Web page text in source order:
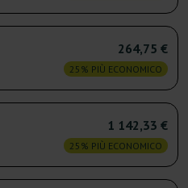
264,75 €
25% PIÙ ECONOMICO
1 142,33 €
25% PIÙ ECONOMICO